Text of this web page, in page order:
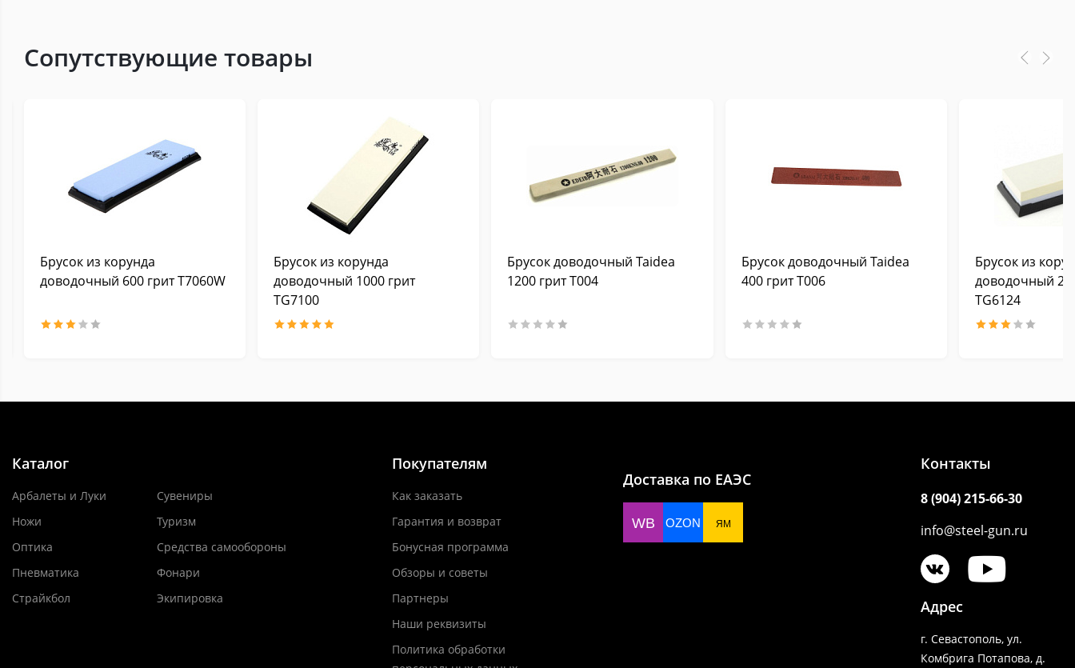
Сопутствующие товары
Брусок из корунда
доводочный 600 грит Т7060W
Брусок из корунда
доводочный 1000 грит
TG7100
Брусок доводочный Taidea
1200 грит T004
Брусок доводочный Taidea
400 грит T006
Брусок из
доводочный
TG6124
Каталог
Арбалеты и Луки
Ножи
Оптика
Пневматика
Страйкбол
Сувениры
Туризм
Средства самообороны
Фонари
Экипировка
Покупателям
Как заказать
Гарантия и возврат
Бонусная программа
Обзоры и советы
Партнеры
Наши реквизиты
Политика обработки
Доставка по ЕАЭС
WB OZON ЯМ
Контакты
8 (904) 215-66-30
info@steel-gun.ru
Адрес
г. Севастополь, ул.
Комбрига Потапова, д.